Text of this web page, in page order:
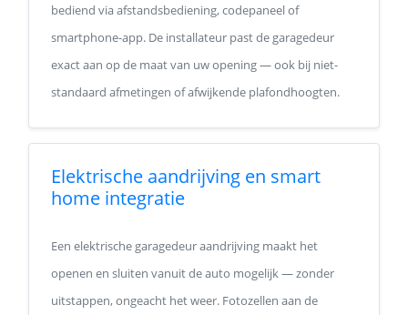
bediend via afstandsbediening, codepaneel of
smartphone-app. De installateur past de garagedeur
exact aan op de maat van uw opening — ook bij niet-
standaard afmetingen of afwijkende plafondhoogten.
Elektrische aandrijving en smart
home integratie
Een elektrische garagedeur aandrijving maakt het
openen en sluiten vanuit de auto mogelijk — zonder
uitstappen, ongeacht het weer. Fotozellen aan de